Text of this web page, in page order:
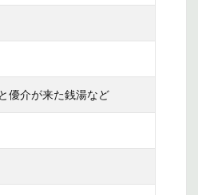
優介が来た銭湯など